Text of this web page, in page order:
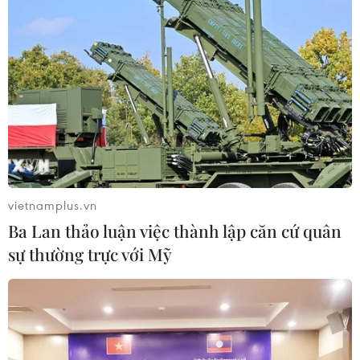
vietnamplus.vn
Ba Lan thảo luận việc thành lập căn cứ quân
sự thường trực với Mỹ